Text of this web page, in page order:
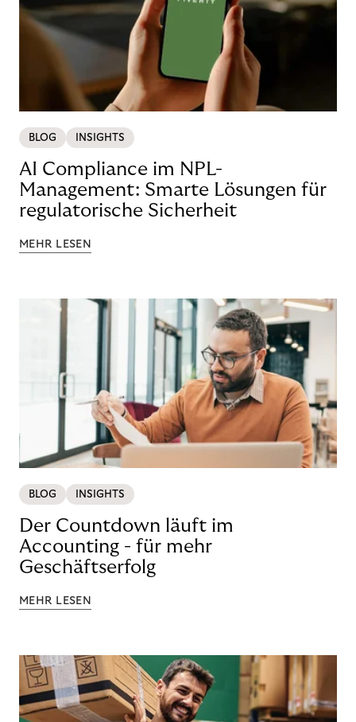
BLOG INSIGHTS
AI Compliance im NPL-
Management: Smarte Lösungen für
regulatorische Sicherheit
MEHR LESEN
BLOG INSIGHTS
Der Countdown läuft im
Accounting - für mehr
Geschäftserfolg
MEHR LESEN